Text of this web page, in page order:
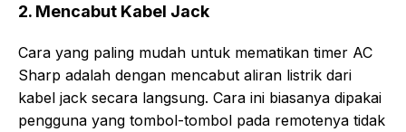
2. Mencabut Kabel Jack
Cara yang paling mudah untuk mematikan timer AC
Sharp adalah dengan mencabut aliran listrik dari
kabel jack secara langsung. Cara ini biasanya dipakai
pengguna yang tombol-tombol pada remotenya tidak